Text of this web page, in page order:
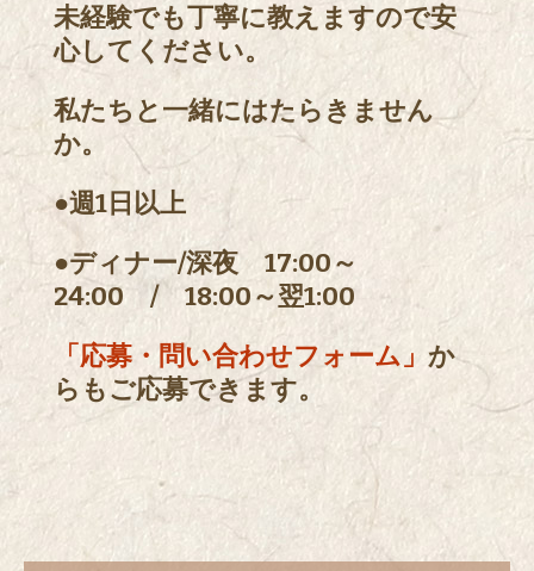
未経験でも丁寧に教えますので安
心してください。
私たちと一緒にはたらきません
か。
●週1日以上
●ディナー/深夜 17:00～
24:00 / 18:00～翌1:00
「応募・問い合わせフォーム」 か
らもご応募できます。